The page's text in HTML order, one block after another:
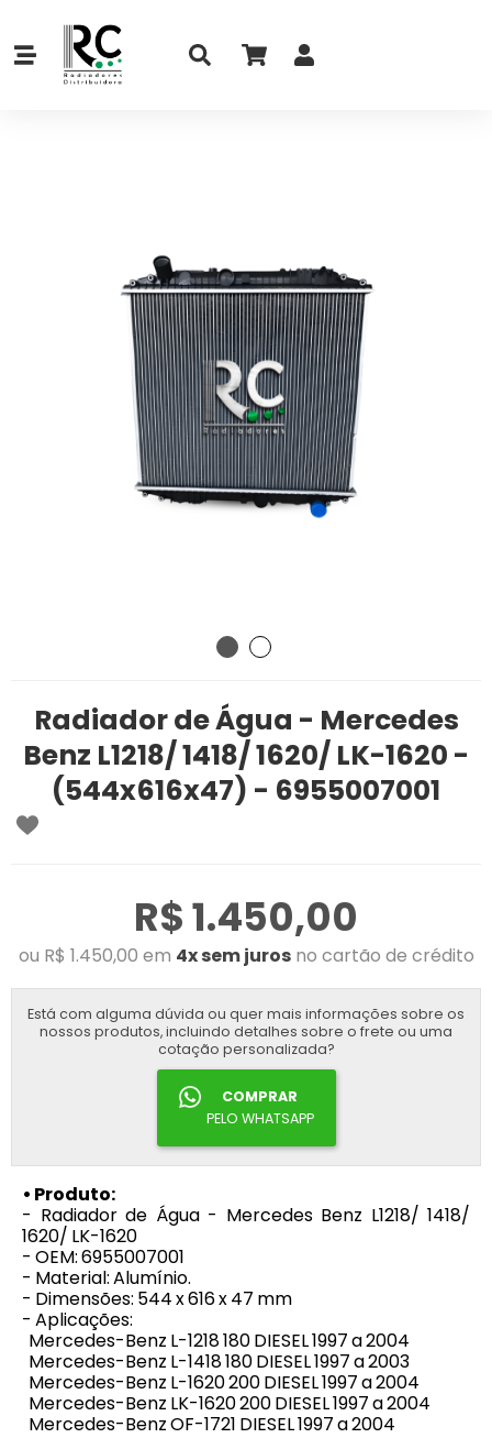
Radiador de Água - Mercedes
Benz L1218/ 1418/ 1620/ LK-1620 -
(544x616x47) - 6955007001
R$ 1.450,00
ou R$ 1.450,00 em 4x sem jurosno cartão de crédito
Está com alguma dúvida ou quer mais informações sobre os
nossos produtos, incluindo detalhes sobre o frete ou uma
cotação personalizada?
COMPRAR
PELO WHATSAPP
• Produto:
- Radiador de Água - Mercedes Benz L1218/ 1418/
1620/ LK-1620
- OEM: 6955007001
- Material: Alumínio.
- Dimensões: 544 x 616 x 47 mm
- Aplicações:
Mercedes-Benz L-1218 180 DIESEL 1997 a 2004
Mercedes-Benz L-1418 180 DIESEL 1997 a 2003
Mercedes-Benz L-1620 200 DIESEL 1997 a 2004
Mercedes-Benz LK-1620 200 DIESEL 1997 a 2004
Mercedes-Benz OF-1721 DIESEL 1997 a 2004